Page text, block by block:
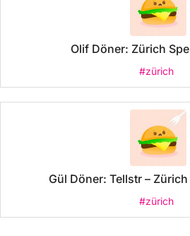
Olif Döner: Zürich
#zürich
Gül Döner: Tellstr –
#zürich